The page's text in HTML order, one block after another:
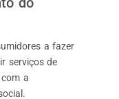
a fazer
serviços de
a